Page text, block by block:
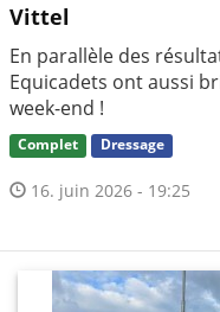
Vittel
En parallèle des
Equicadets ont aussi
week-end !
Complet Dressage
16. juin 2026 - 19:25